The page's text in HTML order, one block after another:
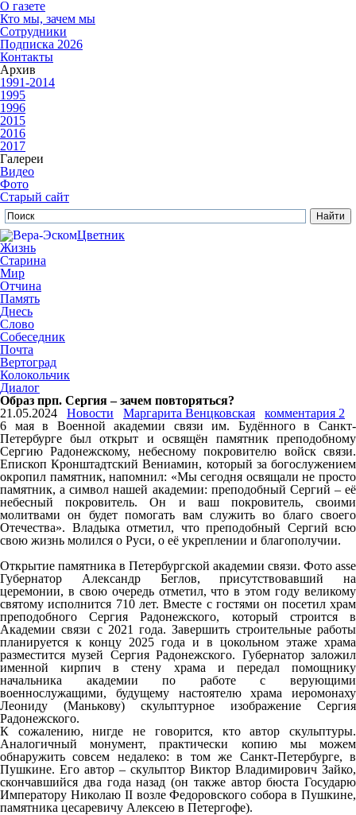
О газете
Кто мы, зачем мы
Сотрудники
Подписка 2026
Контакты
Архив
1991-2014
1995
1996
2015
2016
2017
Галереи
Видео
Фото
Старый сайт
Цветник
Жизнь
Старина
Мир
Отчина
Память
Днесь
Слово
Собеседник
Почта
Вертоград
Колокольчик
Диалог
Образ прп. Сергия – зачем повторяться?
21.05.2024
Новости Маргарита Венцковская
комментария 2
6 мая в Военной академии связи им. Будённого в Санкт-
Петербурге был открыт и освящён памятник преподобному
Сергию Радонежскому, небесному покровителю войск связи.
Епископ Кронштадтский Вениамин, который за богослужением
окропил памятник, напомнил: «Мы сегодня освящали не просто
памятник, а символ нашей академии: преподобный Сергий – её
небесный покровитель. Он и ваш покровитель, своими
молитвами он будет помогать вам служить во благо своего
Отечества». Владыка отметил, что преподобный Сергий всю
свою жизнь молился о Руси, о её укреплении и благополучии.
Открытие памятника в Петербургской академии связи. Фото
Губернатор Александр Беглов, присутствовавший на
церемонии, в свою очередь отметил, что в этом году великому
святому исполнится 710 лет. Вместе с гостями он посетил храм
преподобного Сергия Радонежского, который строится в
Академии связи с 2021 года. Завершить строительные работы
планируется к концу 2025 года и в цокольном этаже храма
разместится музей Сергия Радонежского. Губернатор заложил
именной кирпич в стену храма и передал помощнику
начальника академии по работе с верующими
военнослужащими, будущему настоятелю храма иеромонаху
Леониду (Манькову) скульптурное изображение Сергия
Радонежского.
К сожалению, нигде не говорится, кто автор скульптуры.
Аналогичный монумент, практически копию мы можем
обнаружить совсем недалеко: в том же Санкт-Петербурге, в
Пушкине. Его автор – скульптор Виктор Владимирович Зайко,
скончавшийся два года назад (он также автор бюста Государю
Императору Николаю II возле Федоровского собора в Пушкине,
памятника цесаревичу Алексею в Петергофе).